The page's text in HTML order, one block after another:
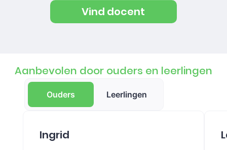
Vind docent
Aanbevolen door ouders en leerlingen
Ouders Leerlingen
Ingrid